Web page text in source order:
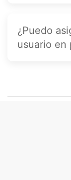
¿Puedo
usuario en